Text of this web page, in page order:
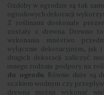
Ozdoby w ogrodzie są tak
ogrodowych dekoracji
Z roślinami doskonale
zostały z drewna. Drewno
wykonania mnóstwo
wyłącznie dekoracyjnym, jak
drugich dekoracji zaliczyć
innego rodzaju podpory na
do ogrodu. Równie duże są
oczkiem wodnym czy
drewna można wykonać